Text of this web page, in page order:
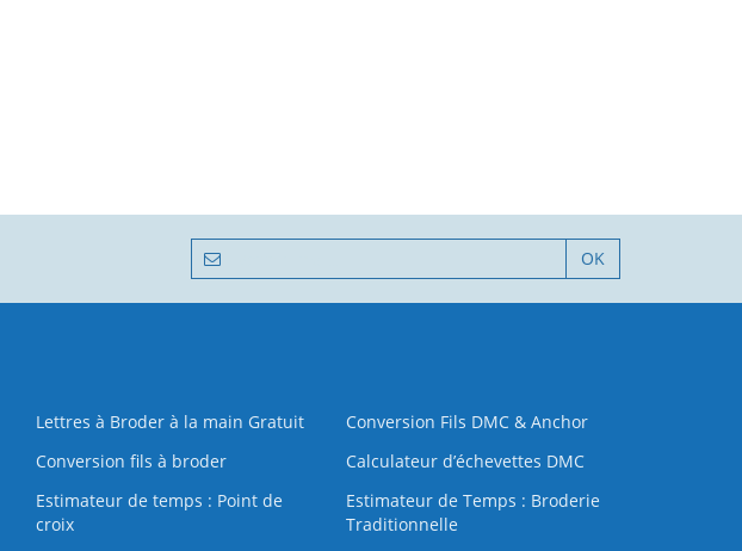
OK
Lettres à Broder à la main Gratuit
Conversion Fils DMC & Anchor
Conversion fils à broder
Calculateur d’échevettes DMC
Estimateur de temps : Point de
croix
Estimateur de Temps : Broderie
Traditionnelle